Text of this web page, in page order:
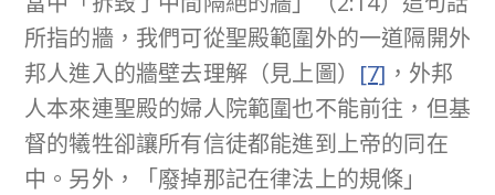
所指的牆，我們可從聖殿範圍外的一道隔開外
邦人進入的牆壁去理解（見上圖） [7] ，外邦
人本來連聖殿的婦人院範圍也不能前往，但基
督的犧牲卻讓所有信徒都能進到上帝的同在
中。另外，「廢掉那記在律法上的規條」